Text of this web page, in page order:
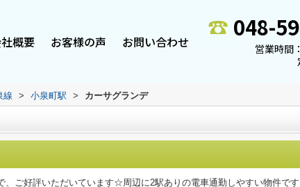
概要 お客様の声 お問い合わせ
048-
営業時間
線 > 小泉町駅 > カーサグランデ
、ご好評いただいています☆周辺に2駅ありの電車通勤しやすい物件で